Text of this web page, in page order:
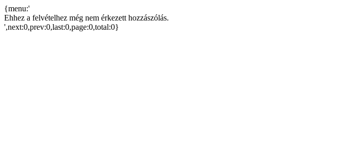
{menu:'
Ehhez a felvételhez még nem érkezett hozzászólás.
',next:0,prev:0,last:0,page:0,total:0}